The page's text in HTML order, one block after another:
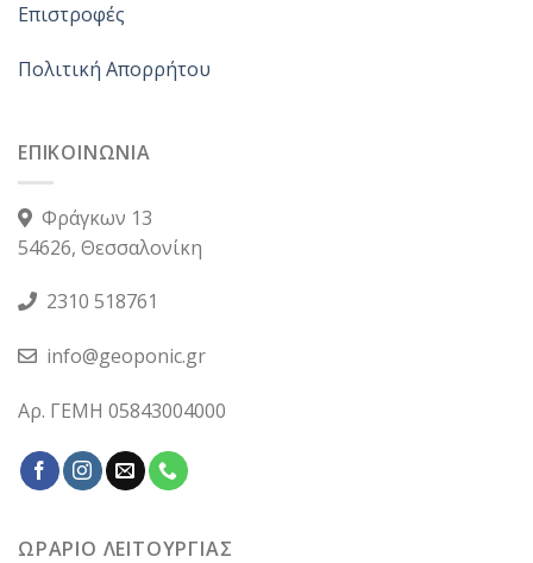
Επιστροφές
Πολιτική Απορρήτου
ΕΠΙΚΟΙΝΩΝΙΑ
Φράγκων 13
54626, Θεσσαλονίκη
2310 518761
info@geoponic.gr
Αρ. ΓΕΜΗ 05843004000
ΩΡΑΡΙΟ ΛΕΙΤΟΥΡΓΙΑΣ